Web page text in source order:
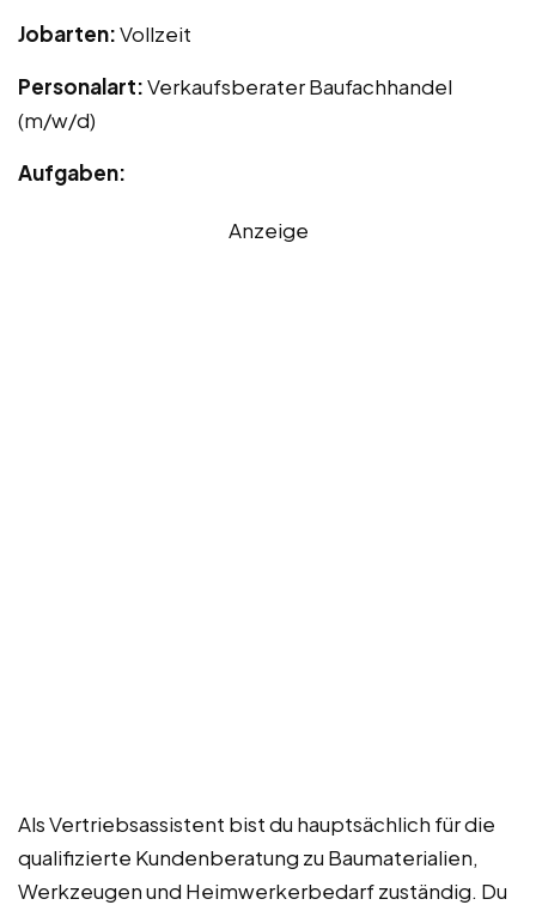
Jobarten:Vollzeit
Personalart:Verkaufsberater Baufachhandel
(m/w/d)
Aufgaben:
Anzeige
Als Vertriebsassistent bist du hauptsächlich für die
qualifizierte Kundenberatung zu Baumaterialien,
Werkzeugen und Heimwerkerbedarf zuständig. Du